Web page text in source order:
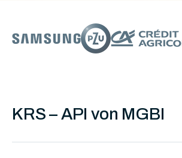
KRS – API von MGBI